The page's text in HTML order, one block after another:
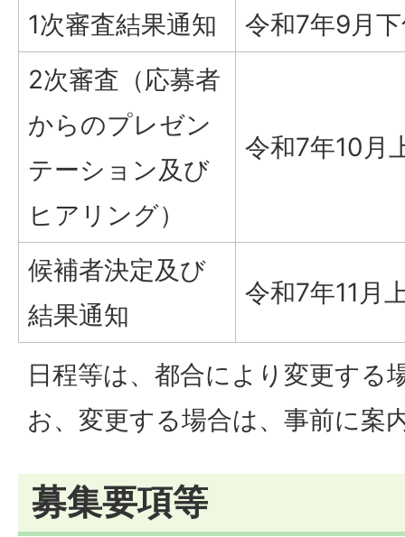
1次審査結果通知
令和7年9月
2次審査（応募者
からのプレゼン
テーション及び
ヒアリング）
令和7年10月
候補者決定及び
結果通知
令和7年11月
日程等は、都合により変更する
お、変更する場合は、事前に案
募集要項等